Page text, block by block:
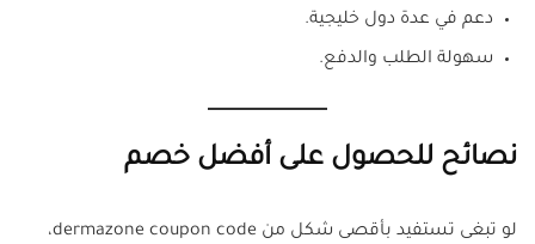
دعم في عدة دول خليجية.
سهولة الطلب والدفع.
نصائح للحصول على أفضل خصم
لو تبغى تستفيد بأقصى شكل من dermazone coupon code،